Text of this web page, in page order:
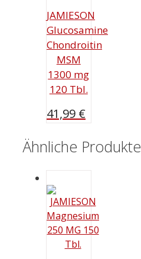
JAMIESON
Glucosamine
Chondroitin
MSM
1300 mg
120 Tbl.
41,99 €
Ähnliche Produkte